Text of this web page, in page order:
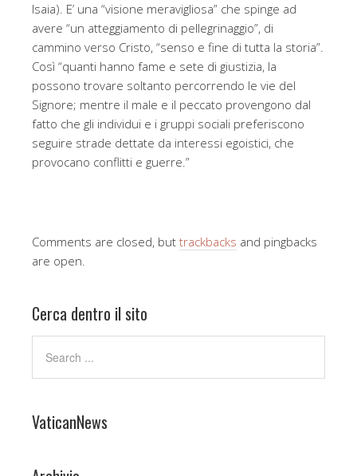
Isaia). E’ una “visione meravigliosa” che spinge ad
avere “un atteggiamento di pellegrinaggio”, di
cammino verso Cristo, “senso e fine di tutta la storia”.
Così “quanti hanno fame e sete di giustizia, la
possono trovare soltanto percorrendo le vie del
Signore; mentre il male e il peccato provengono dal
fatto che gli individui e i gruppi sociali preferiscono
seguire strade dettate da interessi egoistici, che
provocano conflitti e guerre.”
Comments are closed, but trackbacks and pingbacks
are open.
Cerca dentro il sito
VaticanNews